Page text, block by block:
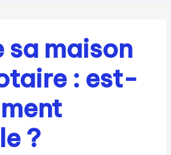
sa maison
: est-
?